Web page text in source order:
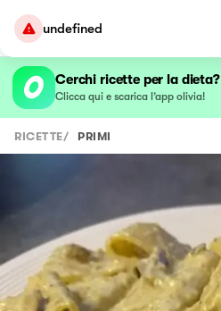
undefined
Cerchi ricette per la dieta?
Clicca qui e scarica l’app olivia!
RICETTE/ PRIMI